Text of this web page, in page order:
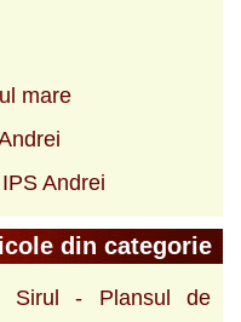
mare
Andrei
din categorie
Sirul - Plansul de